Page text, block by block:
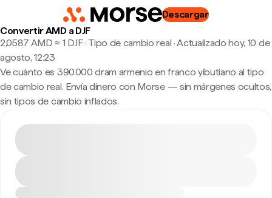
Descargar
Convertir AMD a DJF
2,0587 AMD ≈ 1 DJF · Tipo de cambio real ·Actualizado hoy, 10 de
agosto, 12:23
Ve cuánto es 390.000 dram armenio en franco yibutiano al tipo
de cambio real. Envía dinero con Morse — sin márgenes ocultos,
sin tipos de cambio inflados.